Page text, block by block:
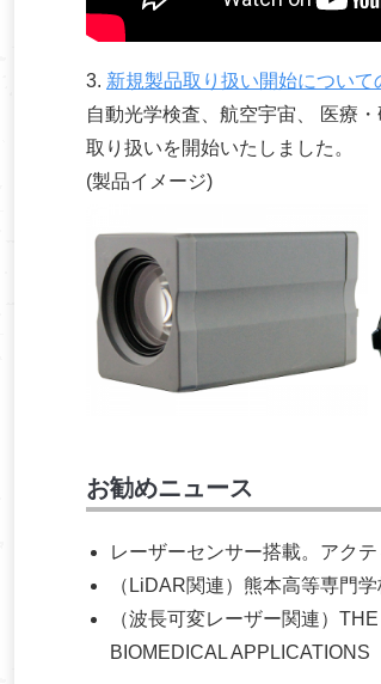
3. 新規製品取り扱い開始について
自動光学検査、航空宇宙、 医療
取り扱いを開始いたしました。
(製品イメージ)
お勧めニュース
レーザーセンサー搭載。アク
（LiDAR関連）熊本高等専門
（波長可変レーザー関連）
BIOMEDICAL APPLICATIONS